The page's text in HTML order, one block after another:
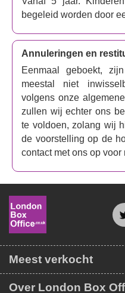
begeleid worden door
Annuleringen en
Eenmaal geboekt,
meestal niet
volgens onze
zullen wij echter ons
te voldoen, zolang wij
de voorstelling op de
contact met ons op voor
Meest verkocht
Over London Box